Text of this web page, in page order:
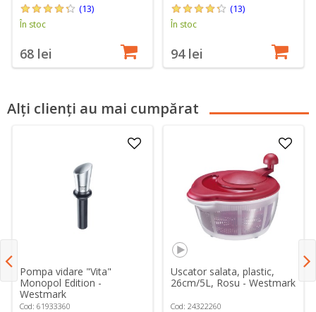
(13)
În stoc
68 lei
(13)
În stoc
94 lei
Alți clienți au mai cumpărat
Pompa vidare "Vita"
Monopol Edition -
Westmark
Cod: 61933360
Uscator salata, plastic,
26cm/5L, Rosu - Westmark
Cod: 24322260